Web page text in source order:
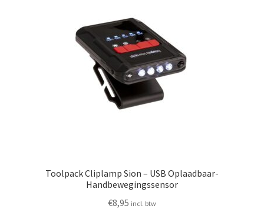
Toolpack Cliplamp Sion – USB Oplaadbaar-
Handbewegingssensor
€8,95 incl. btw